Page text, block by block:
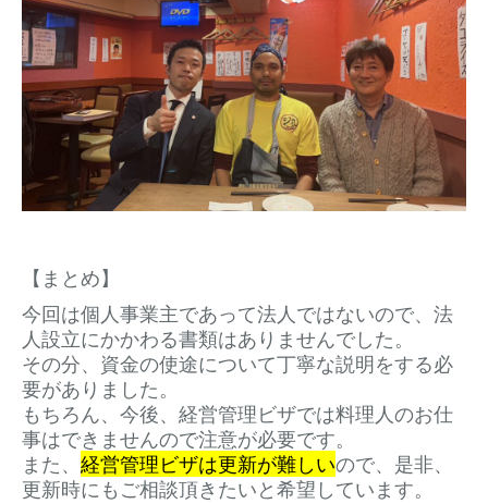
【まとめ】
今回は個人事業主であって法人ではないので、法
人設立にかかわる書類はありませんでした。
その分、資金の使途について丁寧な説明をする必
要がありました。
もちろん、今後、経営管理ビザでは料理人のお仕
事はできませんので注意が必要です。
また、 経営管理ビザは更新が難しいので、是非、
更新時にもご相談頂きたいと希望しています。